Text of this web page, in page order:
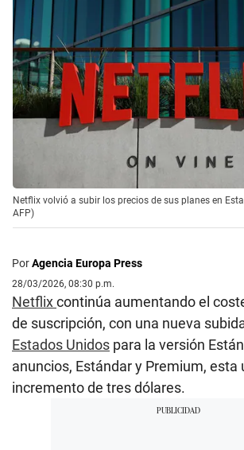
Netflix volvió a subir los precios de sus planes en
AFP)
PorAgencia Europa Press
28/03/2026, 08:30 p.m.
Netflixcontinúa aumentando el
de suscripción, con una nueva
Estados Unidos para la versión
anuncios, Estándar y Premium, esta
incremento de tres dólares.